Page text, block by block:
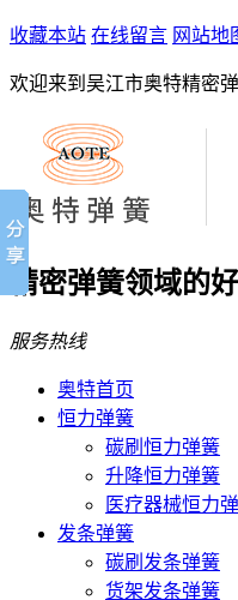
收藏本站 在线留言 网站地
欢迎来到吴江市奥特精密
精密弹簧领域的
服务热线
奥特首页
恒力弹簧
碳刷恒力弹簧
升降恒力弹簧
医疗器械恒力
发条弹簧
碳刷发条弹簧
货架发条弹簧